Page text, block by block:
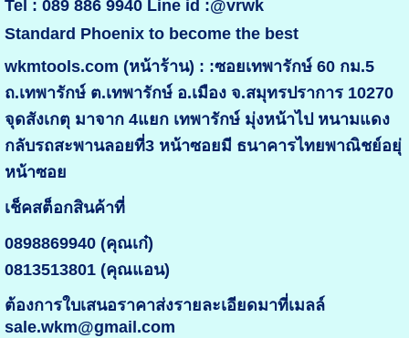
Tel : 089 886 9940 Line id :@vrwk
Standard Phoenix to become the best
wkmtools.com (หน้าร้าน) : :ซอยเทพารักษ์ 60 กม.5
ถ.เทพารักษ์ ต.เทพารักษ์ อ.เมือง จ.สมุทรปราการ 10270
จุดสังเกตุ มาจาก 4แยก เทพารักษ์ มุ่งหน้าไป หนามแดง
กลับรถสะพานลอยที่3 หน้าซอยมี ธนาคารไทยพาณิชย์อยุ่
หน้าซอย
เช็คสต็อกสินค้าที่
0898869940 (คุณเก๋)
0813513801 (คุณแอน)
ต้องการใบเสนอราคาส่งรายละเอียดมาที่เมลล์
sale.wkm@gmail.com